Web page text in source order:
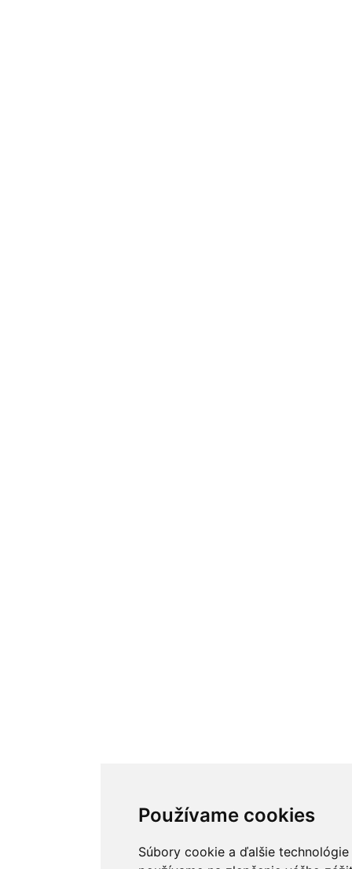
Používame cookies
Súbory cookie a ďalšie